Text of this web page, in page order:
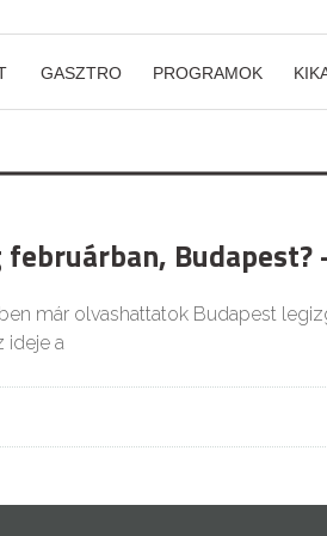
GASZTRO PROGRAMOK
Budapest?
már olvashattatok Budapest
ideje a